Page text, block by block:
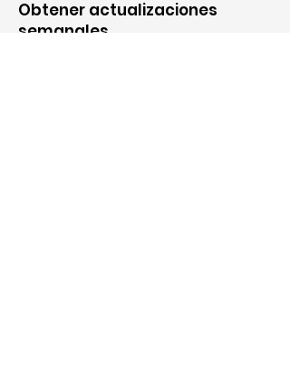
Obtener actualizaciones
semanales